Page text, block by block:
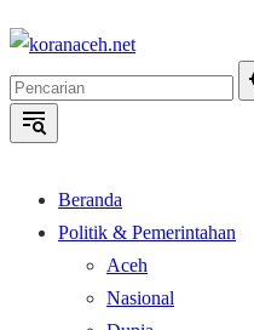
Langsung
konten
Beranda
Politik & Pemerintahan
Aceh
Nasional